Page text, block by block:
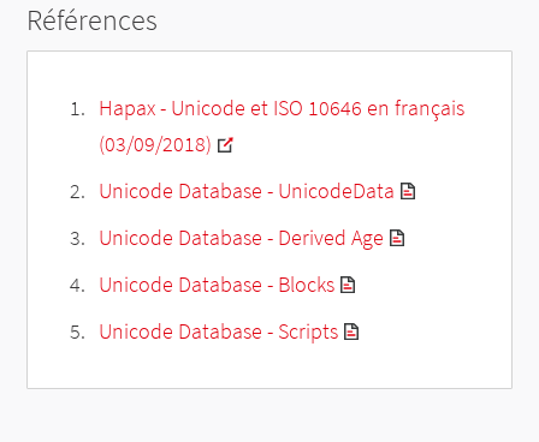
Références
Hapax - Unicode et ISO 10646 en français
(03/09/2018)
Unicode Database - UnicodeData
Unicode Database - Derived Age
Unicode Database - Blocks
Unicode Database - Scripts